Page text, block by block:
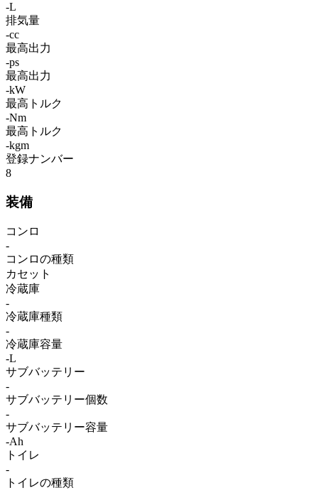
-L
排気量
-cc
最高出力
-ps
最高出力
-kW
最高トルク
-Nm
最高トルク
-kgm
登録ナンバー
8
装備
コンロ
-
コンロの種類
カセット
冷蔵庫
-
冷蔵庫種類
-
冷蔵庫容量
-L
サブバッテリー
-
サブバッテリー個数
-
サブバッテリー容量
-Ah
トイレ
-
トイレの種類